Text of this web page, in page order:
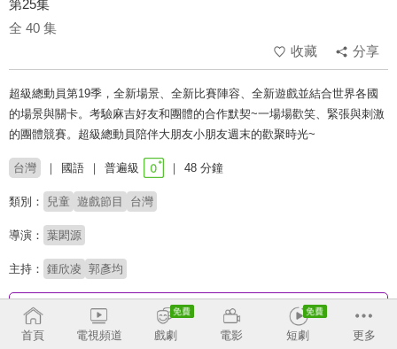
第25集
全 40 集
收藏
分享
超級總動員第19季，全新場景、全新比賽陣容、全新遊戲並結合世界各國
的場景與關卡。考驗麻吉好友和團體的合作默契~一場場歡笑、緊張與刺激
的團體競賽。超級總動員陪伴大朋友小朋友週末的歡聚時光~
台灣 國語 普遍級 48 分鐘
類別： 兒童 遊戲節目 台灣
導演： 葉閎源
主持： 鍾欣凌 郭彥均
收回
首頁
電視頻道 戲劇 電影 短劇 更多